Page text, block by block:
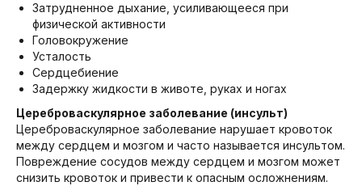
Затрудненное дыхание, усиливающееся при
физической активности
Головокружение
Усталость
Сердцебиение
Задержку жидкости в животе, руках и ногах
Цереброваскулярное заболевание (инсульт)
Цереброваскулярное заболевание нарушает кровоток
между сердцем и мозгом и часто называется инсультом.
Повреждение сосудов между сердцем и мозгом может
снизить кровоток и привести к опасным осложнениям.